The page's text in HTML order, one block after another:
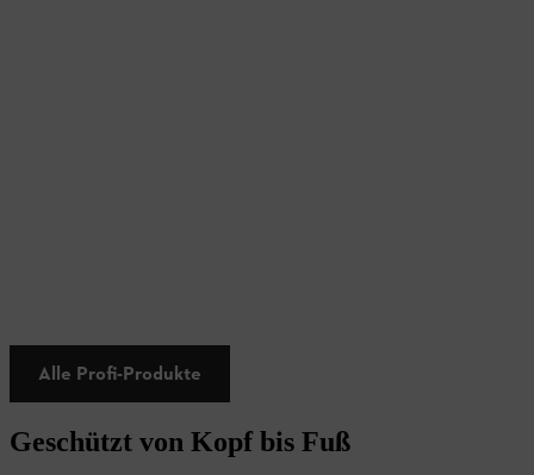
Alle Profi-Produkte
Geschützt von Kopf bis Fuß